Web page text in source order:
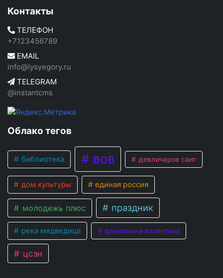
Контакты
ТЕЛЕФОН
+7123456789
EMAIL
info@lysyegory.ru
TELEGRAM
@instantcms
Облако тегов
библиотека вов девличаров саит
дом культуры единая россия
молодежь плюс праздник
река медведица фимушкина валентина
цсзн